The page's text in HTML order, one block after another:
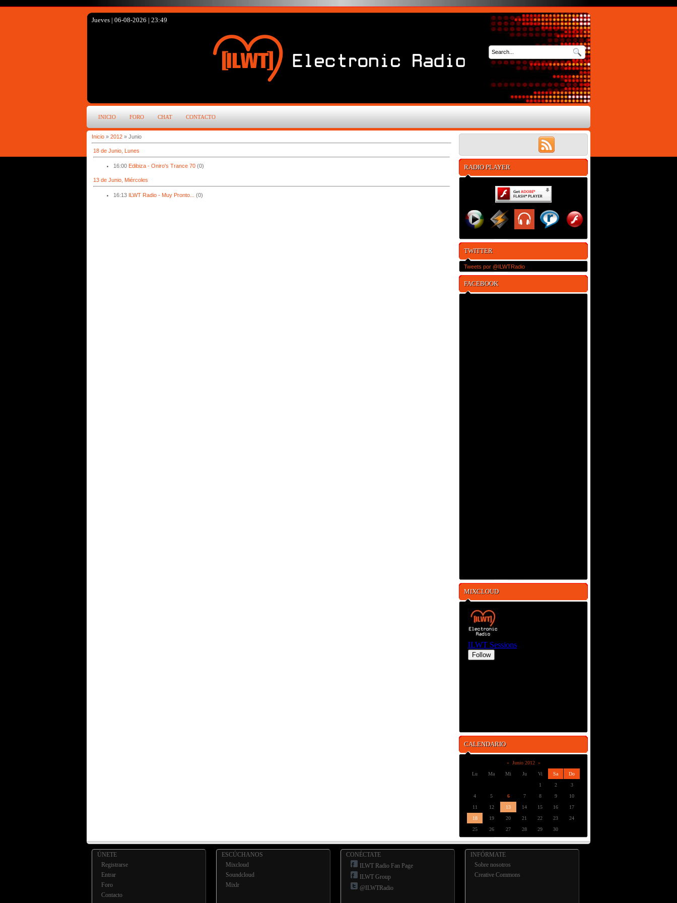
Jueves | 06-08-2026 | 23:49
INICIO FORO CHAT CONTACTO
Inicio » 2012 » Junio
18 de Junio, Lunes
16:00 Edibiza - Oniro's Trance 70 (0)
13 de Junio, Miércoles
16:13 ILWT Radio - Muy Pronto... (0)
RADIO PLAYER
TWITTER
Tweets por @ILWTRadio
FACEBOOK
MIXCLOUD
CALENDARIO
« Junio 2012 »
Lu
Ma Mi Ju Vi Sa
Do
1
2
3
4
5 6 7 8 9
10
11
12 13 14 15 16
17
18
19 20 21 22 23
24
25
26 27 28 29 30
ÚNETE
Registrarse
Entrar
Foro
Contacto
ESCÚCHANOS
Mixcloud
Soundcloud
Mixlr
CONÉCTATE
ILWT Radio Fan Page
ILWT Group
@ILWTRadio
INFÓRMATE
Sobre nosotros
Creative Commons